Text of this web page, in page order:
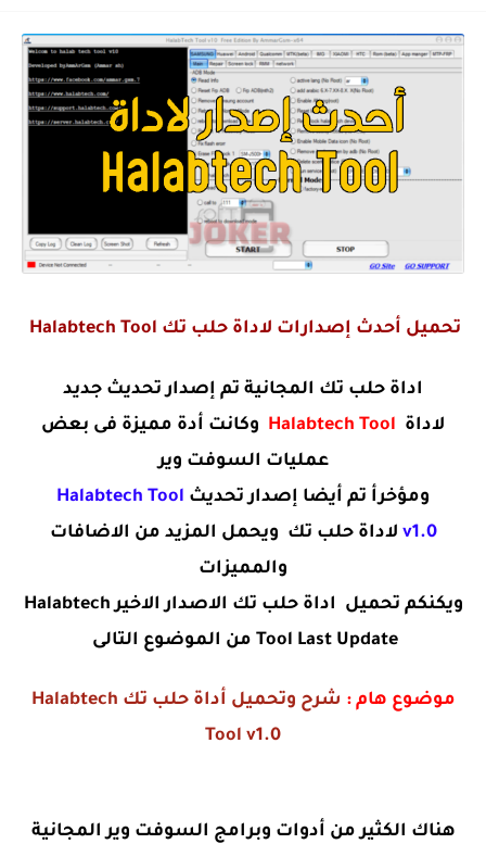
تحميل أحدث إصدارات لاداة حلب تك Halabtech Tool
اداة حلب تك المجانية تم إصدار تحديث جديد
لاداة Halabtech Tool وكانت أدة مميزة فى بعض
عمليات السوفت وير
ومؤخرأ تم أيضا إصدار تحديث Halabtech Tool
v1.0 لاداة حلب تك ويحمل المزيد من الاضافات
والمميزات
ويكنكم تحميل اداة حلب تك الاصدار الاخيرHalabtech
Tool Last Update من الموضوع التالى
موضوع هام :
شرح وتحميل أداة حلب تك Halabtech
Tool v1.0
هناك الكثير من أدوات وبرامج السوفت وير المجانية